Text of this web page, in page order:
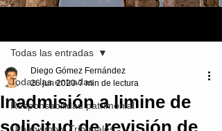
Todas las entradas
Responsabilidad patrimonial
Todas las entradas
Inadmisión a limine de
solicitud de revisión de
Diego Gómez Fernández
26 jun 2020 7 min de lectura